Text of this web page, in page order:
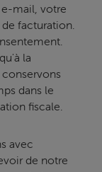
e-mail, votre
facturation.
la
dans le
fiscale.
avec
de notre